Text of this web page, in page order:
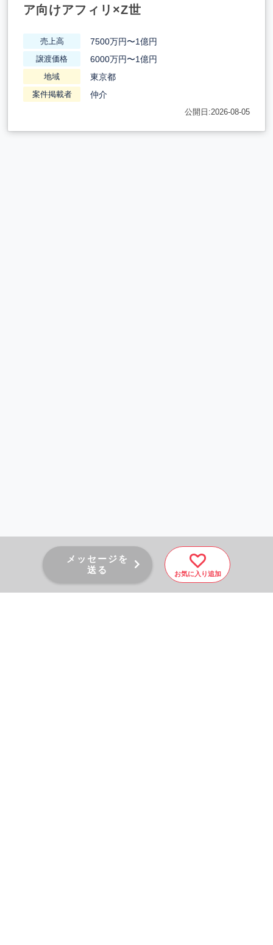
メッセージを
送る
お気に入り追加
ア向けアフィリ×Z世
売上高 7500万円〜1億円
譲渡価格 6000万円〜1億円
地域 東京都
案件掲載者 仲介
公開日:2026-08-05